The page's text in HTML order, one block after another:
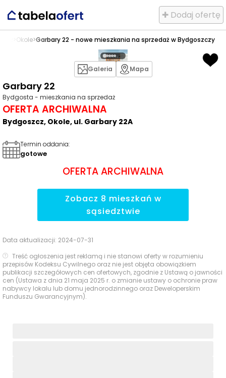
✚ Dodaj ofertę
Okole>Garbary 22 - nowe mieszkania na sprzedaż w Bydgoszczy
Garbary 22
Bydgosta - mieszkania na sprzedaż
OFERTA ARCHIWALNA
Bydgoszcz, Okole, ul. Garbary 22A
Galeria Mapa
Termin oddania:
gotowe
OFERTA ARCHIWALNA
Zobacz 8 mieszkań w
sąsiedztwie
Data aktualizacji: 2024-07-31
Treść ogłoszenia jest reklamą i nie stanowi oferty w rozumieniu
przepisów Kodeksu Cywilnego oraz nie jest objęta obowiązkiem
publikacji szczegółowych cen ofertowych, zgodnie z Ustawą o jawności
cen (Ustawa z dnia 21 maja 2025 r. o zmianie ustawy o ochronie praw
nabywcy lokalu lub domu jednorodzinnego oraz Deweloperskim
Funduszu Gwarancyjnym).